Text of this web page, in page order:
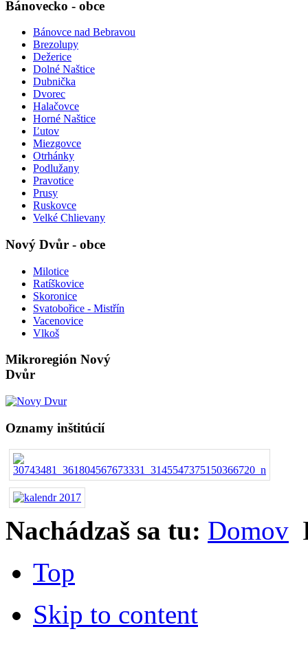
Bánovecko - obce
Bánovce nad Bebravou
Brezolupy
Dežerice
Dolné Naštice
Dubnička
Dvorec
Halačovce
Horné Naštice
Ľutov
Miezgovce
Otrhánky
Podlužany
Pravotice
Prusy
Ruskovce
Velké Chlievany
Nový Dvůr - obce
Milotice
Ratíškovice
Skoronice
Svatobořice - Mistřín
Vacenovice
Vlkoš
Mikroregión Nový
Dvůr
Oznamy inštitúcií
Nachádzaš sa tu: Domov
Top
Skip to content